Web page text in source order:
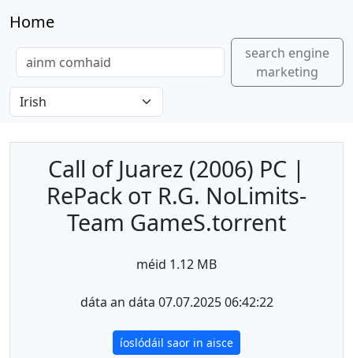
Home
search engine
marketing
Call of Juarez (2006) PC |
RePack от R.G. NoLimits-
Team GameS.torrent
méid 1.12 MB
dáta an dáta 07.07.2025 06:42:22
íoslódáil saor in aisce